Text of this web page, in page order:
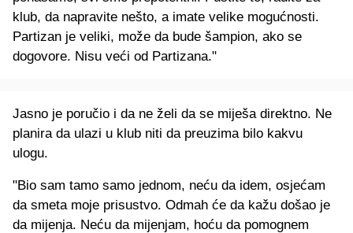
klub, da napravite nešto, a imate velike mogućnosti.
Partizan je veliki, može da bude šampion, ako se
dogovore. Nisu veći od Partizana."
Jasno je poručio i da ne želi da se miješa direktno. Ne
planira da ulazi u klub niti da preuzima bilo kakvu
ulogu.
"Bio sam tamo samo jednom, neću da idem, osjećam
da smeta moje prisustvo. Odmah će da kažu došao je
da mijenja. Neću da mijenjam, hoću da pomognem